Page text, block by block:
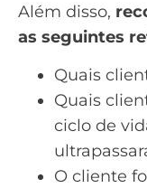
Além disso,
as seguintes
Quais
Quais
ciclo de
O cliente